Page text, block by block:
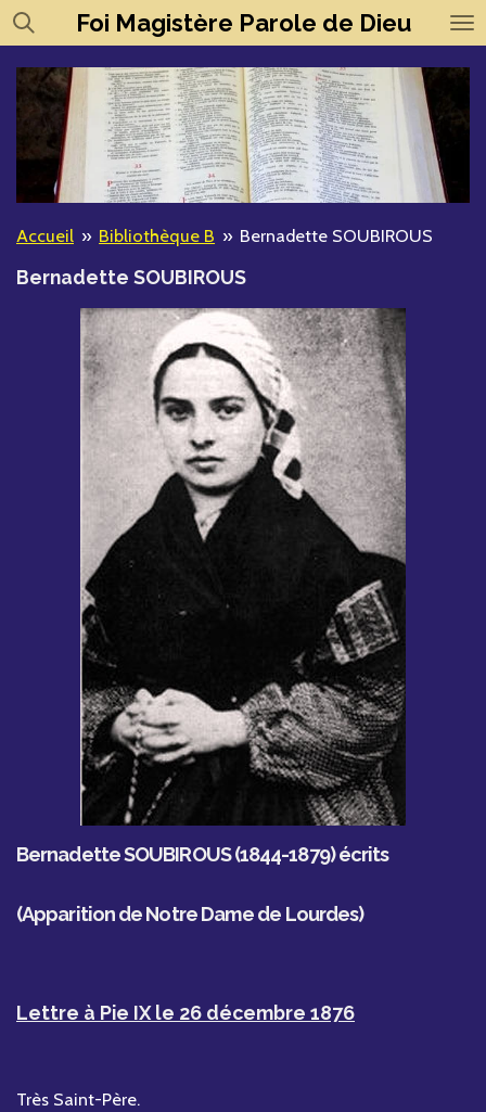
Passer
au
contenu
principal
Foi Magistère Parole de Dieu
Accueil » Bibliothèque B » Bernadette SOUBIROUS
Bernadette SOUBIROUS
Bernadette SOUBIROUS (1844-1879) écrits
(Apparition de Notre Dame de Lourdes)
Lettre à Pie IX le 26 décembre 1876
Très Saint-Père.